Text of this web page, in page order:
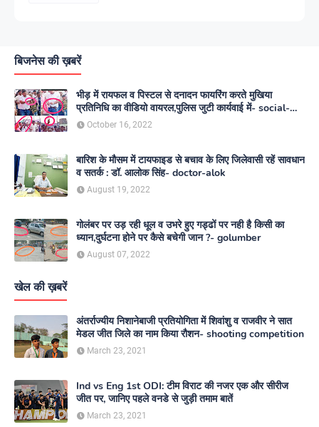
बिजनेस की ख़बरें
भीड़ में रायफल व पिस्टल से दनादन फायरिंग करते मुखिया
प्रतिनिधि का वीडियो वायरल,पुलिस जुटी कार्यवाई में- social-
media
October 16, 2022
बारिश के मौसम में टायफाइड से बचाव के लिए जिलेवासी रहें सावधान
व सतर्क : डॉ. आलोक सिंह- doctor-alok
August 19, 2022
गोलंबर पर उड़ रही धूल व उभरे हुए गड्ढों पर नही है किसी का
ध्यान,दुर्घटना होने पर कैसे बचेगी जान ?- golumber
August 07, 2022
खेल की ख़बरें
अंतर्राज्यीय निशानेबाजी प्रतियोगिता में शिवांशु व राजवीर ने सात
मेडल जीत जिले का नाम किया रौशन- shooting competition
March 23, 2021
Ind vs Eng 1st ODI: टीम विराट की नजर एक और सीरीज
जीत पर, जानिए पहले वनडे से जुड़ी तमाम बातें
March 23, 2021